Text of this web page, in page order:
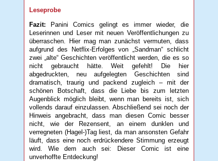
Leseprobe
Fazit: Panini Comics gelingt es immer wieder, die
Leserinnen und Leser mit neuen Veröffentlichungen zu
überraschen. Hier mag man zunächst vermuten, dass
aufgrund des Netflix-Erfolges von „Sandman“ schlicht
zwei „alte“ Geschichten veröffentlicht werden, die es so
nicht gebraucht hätte. Weit gefehlt! Die hier
abgedruckten, neu aufgelegten Geschichten sind
dramatisch, traurig und packend zugleich – mit der
schönen Botschaft, dass die Liebe bis zum letzten
Augenblick möglich bleibt, wenn man bereits ist, sich
vollends darauf einzulassen. Abschließend sei noch der
Hinweis angebracht, dass man diesen Comic besser
nicht, wie der Rezensent, an einem dunklen und
verregneten (Hagel-)Tag liest, da man ansonsten Gefahr
läuft, dass eine noch erdrückendere Stimmung erzeugt
wird. Wie dem auch sei: Dieser Comic ist eine
unverhoffte Entdeckung!